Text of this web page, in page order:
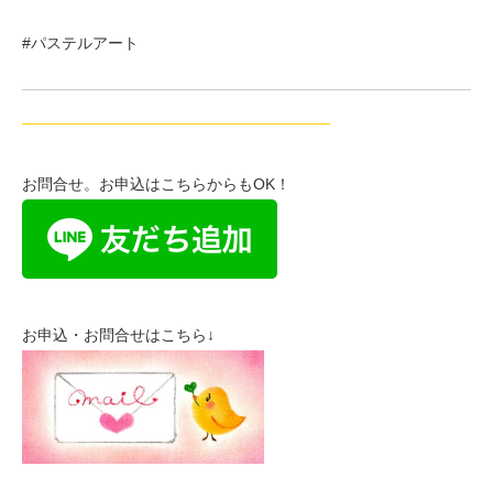
#パステルアート
————————————————————
お問合せ。お申込はこちらからもOK！
お申込・お問合せはこちら↓